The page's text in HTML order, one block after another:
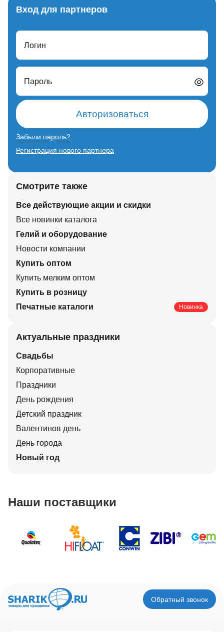
Вход для партнеров
Логин
Пароль
Авторизоваться
Забыли пароль?
Регистрация нового партнера
Смотрите также
Все действующие акции и скидки
Все новинки каталога
Гелий и оборудование
Новости компании
Купить оптом
Купить мелким оптом
Купить в розницу
Печатные каталоги
Новинка
Актуальные праздники
Свадьбы
Корпоративные
Праздники
День рождения
Детский праздник
Валентинов день
День города
Новый год
Наши поставщики
Обратный звонок